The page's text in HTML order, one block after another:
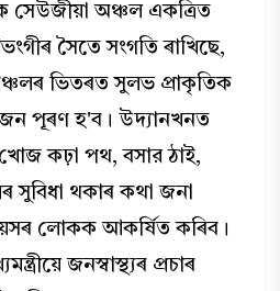
সেউজীয়া অঞ্চল একত্ৰিত
সৈতে সংগতি ৰাখিছে,
ভিতৰত সুলভ প্ৰাকৃতিক
পূৰণ হ'ব। উদ্যানখনত
কঢ়া পথ, বসার ঠাই,
সুবিধা থকাৰ কথা জনা
লোকক আকৰ্ষিত কৰিব।
জনস্বাস্থ্যৰ প্ৰচাৰ